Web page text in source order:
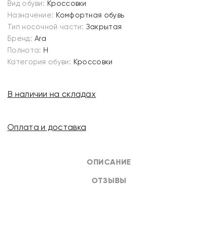
ОПИСАНИЕ
ОТЗЫВЫ
Вид обуви: Кроссовки
Назначение: Комфортная обувь
Тип носочной части: Закрытая
Бренд: Ara
Полнота: H
Категория обуви: Кроссовки
В наличии на складах
Оплата и доставка